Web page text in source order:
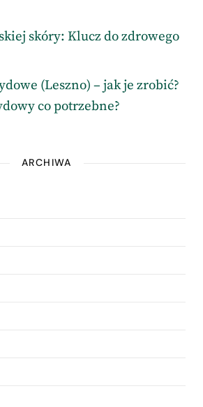
skóry: Klucz do zdrowego
(Leszno) – jak je zrobić?
co potrzebne?
ARCHIWA